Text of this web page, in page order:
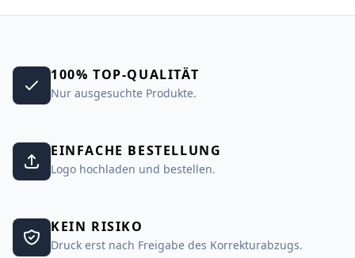
100% TOP-QUALITÄT
Nur ausgesuchte Produkte.
EINFACHE BESTELLUNG
Logo hochladen und bestellen.
KEIN RISIKO
Druck erst nach Freigabe des Korrekturabzugs.